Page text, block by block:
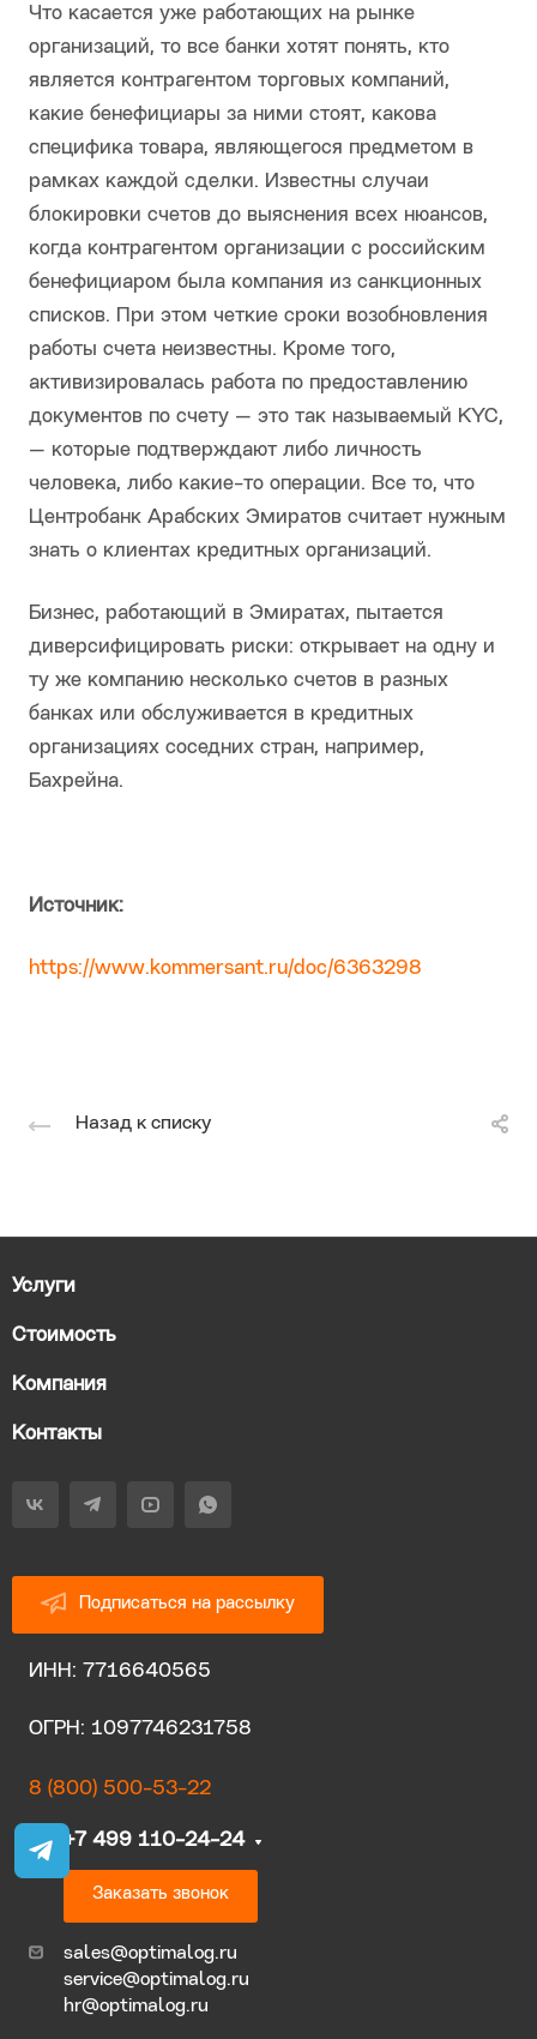
Что касается уже работающих на рынке
организаций, то все банки хотят понять, кто
является контрагентом торговых компаний,
какие бенефициары за ними стоят, какова
специфика товара, являющегося предметом в
рамках каждой сделки. Известны случаи
блокировки счетов до выяснения всех нюансов,
когда контрагентом организации с российским
бенефициаром была компания из санкционных
списков. При этом четкие сроки возобновления
работы счета неизвестны. Кроме того,
активизировалась работа по предоставлению
документов по счету — это так называемый KYC,
— которые подтверждают либо личность
человека, либо какие-то операции. Все то, что
Центробанк Арабских Эмиратов считает нужным
знать о клиентах кредитных организаций.
Бизнес, работающий в Эмиратах, пытается
диверсифицировать риски: открывает на одну и
ту же компанию несколько счетов в разных
банках или обслуживается в кредитных
организациях соседних стран, например,
Бахрейна.
Источник:
https://www.kommersant.ru/doc/6363298
Назад к списку
Услуги
Стоимость
Компания
Контакты
Подписаться на рассылку
ИНН: 7716640565
ОГРН: 1097746231758
8 (800) 500-53-22
+7 499 110-24-24
Заказать звонок
sales@optimalog.ru
service@optimalog.ru
hr@optimalog.ru